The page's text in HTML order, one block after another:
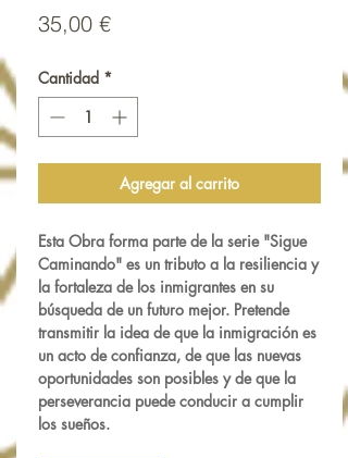
35,00 €Precio
Cantidad *
Agregar al carrito
Esta Obra forma parte de la serie "Sigue
Caminando" es un tributo a la resiliencia y
la fortaleza de los inmigrantes en su
búsqueda de un futuro mejor. Pretende
transmitir la idea de que la inmigración es
un acto de confianza, de que las nuevas
oportunidades son posibles y de que la
perseverancia puede conducir a cumplir
los sueños.